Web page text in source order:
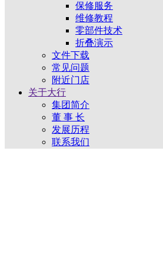
保修服务
维修教程
零部件技术
折叠演示
文件下载
常见问题
附近门店
关于大行
集团简介
董 事 长
发展历程
联系我们